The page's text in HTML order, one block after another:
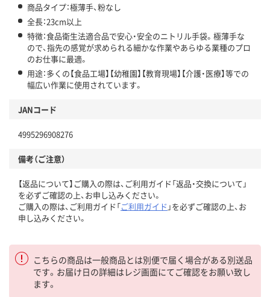
商品タイプ：極薄手、粉なし
全長：23cm以上
特徴：食品衛生法適合品で安心・安全のニトリル手袋。極薄手な
ので、指先の感覚が求められる細かな作業やあらゆる業種のプロ
のお仕事に最適。
用途：多くの【食品工場】【幼稚園】【教育現場】【介護・医療】等での
幅広い作業に使用されています。
JANコード
4995296908276
備考（ご注意）
【返品について】ご購入の際は、ご利用ガイド「返品・交換について」
を必ずご確認の上、お申し込みください。
ご購入の際は、ご利用ガイド「ご利用ガイド 」を必ずご確認の上、お
申し込みください。
こちらの商品は一般商品とは別便で届く場合がある別送品
です。お届け日の詳細はレジ画面にてご確認をお願い致し
ます。